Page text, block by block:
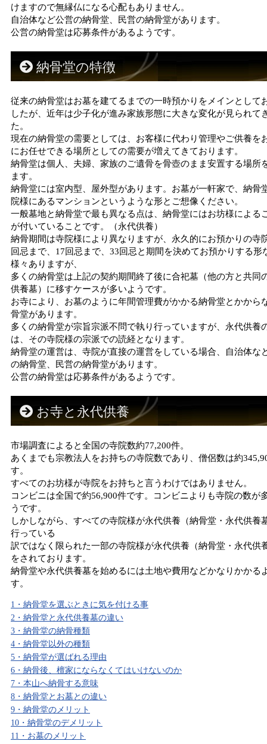
けますので無縁仏になる心配もありません。
自治体など公営の納骨堂、民営の納骨堂があります。
公営の納骨堂は応募条件があるようです。
納骨堂の特徴
従来の納骨堂はお墓を建てるまでの一時預かりをメインとして
したが、近年は少子化が進み家族形態に大きな変化が見られて
た。
現在の納骨堂の需要としては、お客様に代わり管理やご供養を
にお任せできる場所としての需要が増えてきております。
納骨堂は個人、夫婦、家族のご遺骨を骨壺のまま安置する場所
ます。
納骨堂には室内型、屋外型があります。お墓が一軒家で、納骨
院様にあるマンションというような形とご想像ください。
一般墓地と納骨堂で最も異なる点は、納骨堂にはお坊様による
が付いていることです。（永代供養）
納骨期間は寺院様により異なりますが、永久的にお預かりの寺
回忌まで、17回忌まで、33回忌と期間を決めてお預かりする形
様々ありますが、
多くの納骨堂は上記の契約期間終了後に合祀墓（他の方と共同
供養墓）に移すケースが多いようです。
お寺により、お墓のように年間管理費がかかる納骨堂とかから
骨堂があります。
多くの納骨堂が宗旨宗派不問で執り行っていますが、永代供養
は、その寺院様の宗派での読経となります。
納骨堂の運営は、寺院が直接の運営をしている場合、自治体な
の納骨堂、民営の納骨堂があります。
公営の納骨堂は応募条件があるようです。
お寺と永代供養
市場調査によると全国の寺院数約77,200件。
あくまでも宗教法人をお持ちの寺院数であり、僧侶数は約
す。
すべてのお坊様が寺院をお持ちと言うわけではありません。
コンビニは全国で約56,900件です。コンビニよりも寺院の数が
うです。
しかしながら、すべての寺院様が永代供養（納骨堂・永代供養
行っている
訳ではなく限られた一部の寺院様が永代供養（納骨堂・永代供
をされております。
納骨堂や永代供養墓を始めるには土地や費用などかなりかかる
す。
1・納骨堂を選ぶときに気を付ける事
2・納骨堂と永代供養墓の違い
3・納骨堂の納骨種類
4・納骨堂以外の種類
5・納骨堂が選ばれる理由
6・納骨後、檀家にならなくてはいけないのか
7・本山へ納骨する意味
8・納骨堂とお墓との違い
9・納骨堂のメリット
10・納骨堂のデメリット
11・お墓のメリット